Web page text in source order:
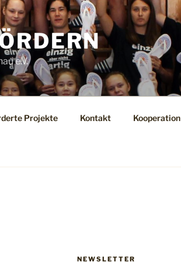
e.V.
Projekte Kontakt Kooperation
NEWSLETTER